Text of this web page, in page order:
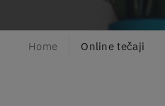
Home Online tečaji